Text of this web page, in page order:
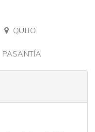
QUITO
PASANTÍA